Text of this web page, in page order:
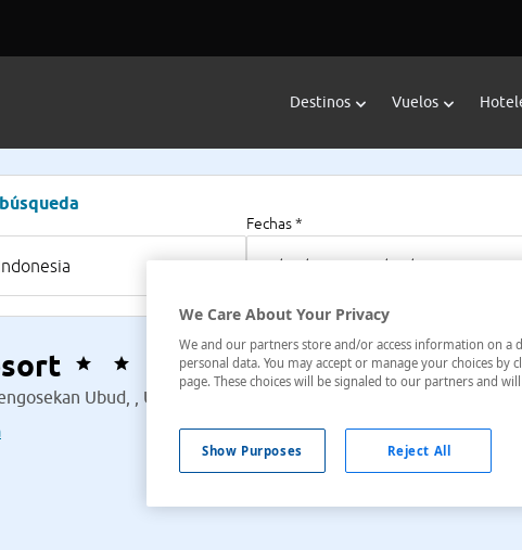
Destinos Vuelos
Fechas *
08/08/2026 - 08/08/2027
Ubud, , Ubud, Bali, Indonesia
We Care About Your Privacy
We and our partners store and/or access information on a
personal data. You may accept or manage your choices
page. These choices will be signaled to our partners and
Show Purposes Reject All